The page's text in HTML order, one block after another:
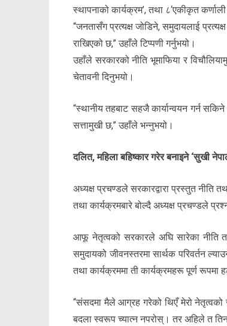
स्थापनाको कार्यक्रम’, तथा ८‘एकीकृत
“जनतासँग प्रत्यक्ष जोडिने, समुदायलाई
राखिएको छ,” उहाँले टिप्पणी गर्नुभयो।
उहाँले सरकारको नीति भूमाफिया र
चेतावनी दिनुभयो।
“स्थानीय तहबाट सहजै कार्यान्वयन गर्न
सत्तामुखी छ,” उहाँले भन्नुभयो।
दलित, महिला बहिष्कार गरेर बनाइने ‘सुखी
अध्यक्ष प्रचण्डले सरकारद्वारा प्रस्तुत नीति
तथा कार्यक्रमबारे बोल्दै अध्यक्ष प्रचण्डले
आफू नेतृत्वको सरकारले अघि सारेका नीति
समुदायको जीवनस्तरमा सार्थक परिवर्तन
तथा कार्यक्रममा ती कार्यक्रमहरू पूर्ण रूपमा
“संसदमा मैले आग्रह गरेको थिएँ मेरो नेतृत्वको
बदला स्वरूप च्यात्न नपरोस्। तर अहिले त